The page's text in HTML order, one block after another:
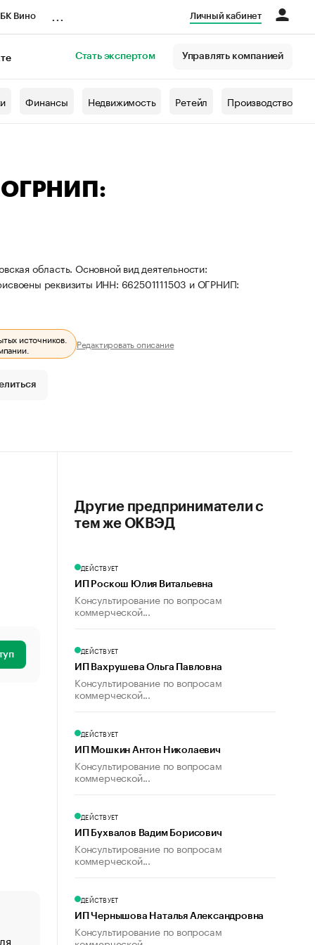
Вино Личный кабинет
Стать экспертом Управлять компанией
Финансы Недвижимость Ретейл Производство
ОГРНИП:
область. Основной вид деятельности:
реквизиты ИНН: 662501111503 и ОГРНИП:
источников.
Редактировать описание
«От спорта тело стареет иначе». Как живет глава
Другие предприниматели с
тем же ОКВЭД
ДЕЙСТВУЕТ
ИП Роскош Юлия Витальевна
Консультирование по вопросам
коммерческой...
ДЕЙСТВУЕТ
ИП Вахрушева Ольга Павловна
Консультирование по вопросам
коммерческой...
ДЕЙСТВУЕТ
ИП Мошкин Антон Николаевич
Консультирование по вопросам
коммерческой...
ДЕЙСТВУЕТ
ИП Бухвалов Вадим Борисович
Консультирование по вопросам
коммерческой...
ДЕЙСТВУЕТ
ИП Чернышова Наталья Александровна
Консультирование по вопросам